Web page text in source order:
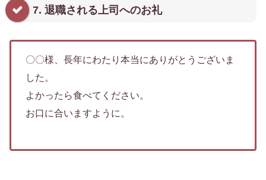
7. 退職される上司へのお礼
〇〇様、長年にわたり本当にありがとうございま
した。
よかったら食べてください。
お口に合いますように。